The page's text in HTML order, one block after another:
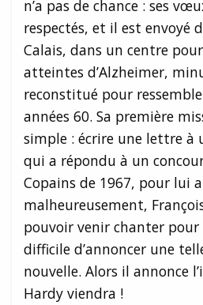
n’a pas de chance : ses
respectés, et il est envoyé
Calais, dans un centre
atteintes d’Alzheimer,
reconstitué pour
années 60. Sa première
simple : écrire une lettre à
qui a répondu à un
Copains de 1967, pour lui
malheureusement,
pouvoir venir chanter pour
difficile d’annoncer une
nouvelle. Alors il annonce
Hardy viendra !